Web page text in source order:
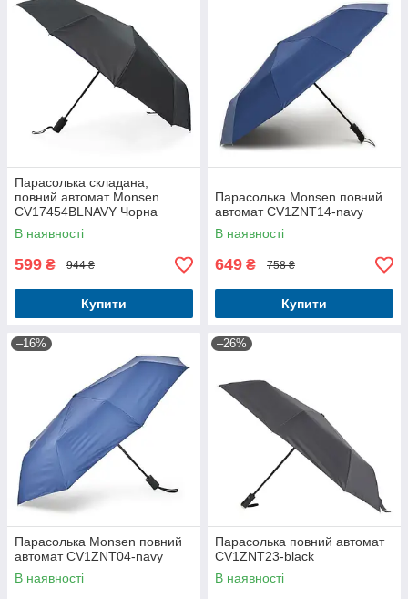
Парасолька складана,
повний автомат Monsen
CV17454BLNAVY Чорна
В наявності
599 ₴ 944 ₴
Купити
Парасолька Monsen повний
автомат CV1ZNT14-navy
В наявності
649 ₴ 758 ₴
Купити
–16%
Парасолька Monsen повний
автомат CV1ZNT04-navy
В наявності
–26%
Парасолька повний автомат
CV1ZNT23-black
В наявності